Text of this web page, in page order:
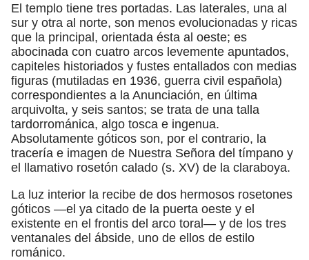
El templo tiene tres portadas. Las laterales, una al
sur y otra al norte, son menos evolucionadas y ricas
que la principal, orientada ésta al oeste; es
abocinada con cuatro arcos levemente apuntados,
capiteles historiados y fustes entallados con medias
figuras (mutiladas en 1936, guerra civil española)
correspondientes a la Anunciación, en última
arquivolta, y seis santos; se trata de una talla
tardorrománica, algo tosca e ingenua.
Absolutamente góticos son, por el contrario, la
tracería e imagen de Nuestra Señora del tímpano y
el llamativo rosetón calado (s. XV) de la claraboya.
La luz interior la recibe de dos hermosos rosetones
góticos —el ya citado de la puerta oeste y el
existente en el frontis del arco toral— y de los tres
ventanales del ábside, uno de ellos de estilo
románico.